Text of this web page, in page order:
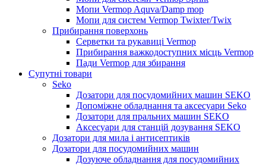
Мопи Vermop Aquva/Damp mop
Мопи для систем Vermop Twixter/Twix
Прибирання поверхонь
Серветки та рукавиці Vermop
Прибирання важкодоступних місць Vermop
Пади Vermop для збирання
Супутні товари
Seko
Дозатори для посудомийних машин SEKO
Допоміжне обладнання та аксесуари Seko
Дозатори для пральних машин SEKO
Аксесуари для станцій дозування SEKO
Дозатори для мила і антисептиків
Дозатори для посудомийних машин
Дозуюче обладнання для посудомийних